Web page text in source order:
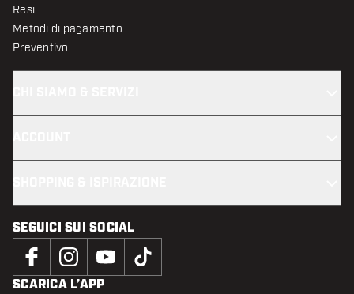
Resi
Metodi di pagamento
Preventivo
SEGUICI SUI SOCIAL
SCARICA L’APP